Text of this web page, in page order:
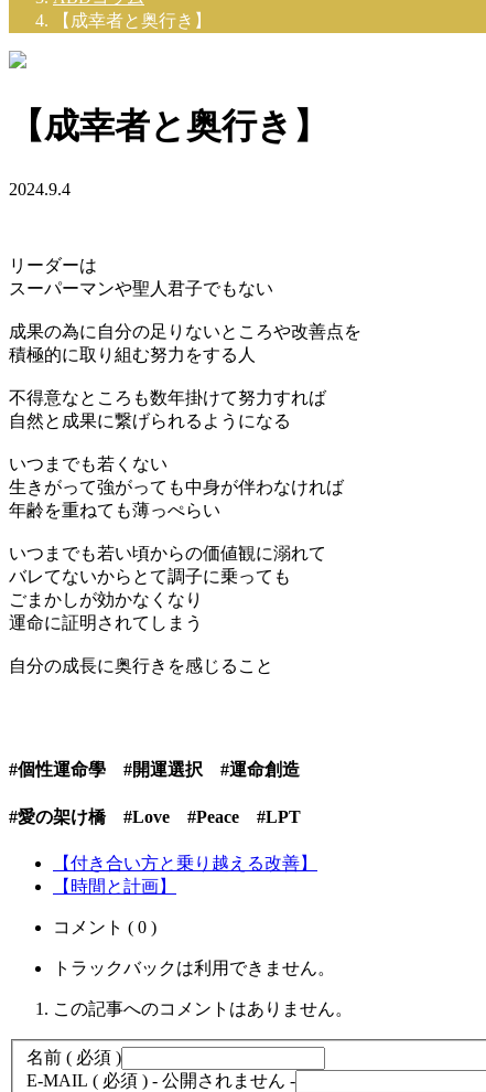
【成幸者と奥行き】
【成幸者と奥行き】
2024.9.4
リーダーは
スーパーマンや聖人君子でもない
成果の為に自分の足りないところや改善点を
積極的に取り組む努力をする人
不得意なところも数年掛けて努力すれば
自然と成果に繋げられるようになる
いつまでも若くない
生きがって強がっても中身が伴わなければ
年齢を重ねても薄っぺらい
いつまでも若い頃からの価値観に溺れて
バレてないからとて調子に乗っても
ごまかしが効かなくなり
運命に証明されてしまう
自分の成長に奥行きを感じること
#個性運命學 #開運選択 #運命創造
#愛の架け橋 #Love #Peace #LPT
【付き合い方と乗り越える改善】
【時間と計画】
コメント ( 0 )
トラックバックは利用できません。
この記事へのコメントはありません。
名前 ( 必須 )
E-MAIL ( 必須 ) - 公開されません -